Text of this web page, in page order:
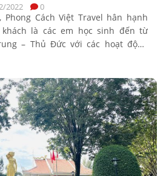
2022 0
Phong Cách Việt Travel hân hạnh
là các em học sinh đến từ
– Thủ Đức với các hoạt động